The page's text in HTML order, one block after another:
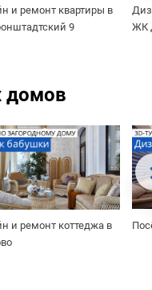
и ремонт квартиры в
9
ЖК
домов
и ремонт коттеджа в